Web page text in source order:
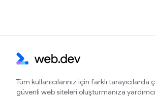
Tüm kullanıcılarınız için farklı tarayıcılarda
güvenli web siteleri oluşturmanıza